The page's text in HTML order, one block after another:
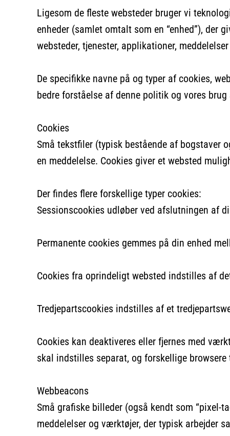
Ligesom de fleste websteder bruger vi
enheder (samlet omtalt som en “enhed”), der
websteder, tjenester, applikationer,
De specifikke navne på og typer af cookies,
bedre forståelse af denne politik og vores
Cookies
Små tekstfiler (typisk bestående af bogstaver
en meddelelse. Cookies giver et websted
Der findes flere forskellige typer cookies:
Sessionscookies udløber ved afslutningen af
Permanente cookies gemmes på din enhed
Cookies fra oprindeligt websted indstilles af
Tredjepartscookies indstilles af et
Cookies kan deaktiveres eller fjernes med
skal indstilles separat, og forskellige
Webbeacons
Små grafiske billeder (også kendt som “pixel-
meddelelser og værktøjer, der typisk arbejder